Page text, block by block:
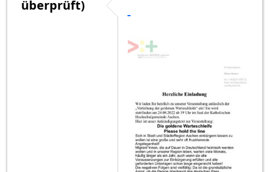
überprüft)